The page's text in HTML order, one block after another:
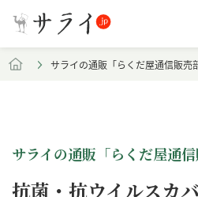
サライの通販「らくだ屋通信販売
サライの通販「らくだ屋通
抗菌・抗ウイルスカ